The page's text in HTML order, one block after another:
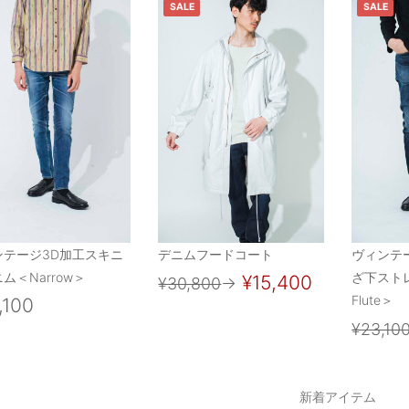
テージ3D加工スキニ
ム＜Narrow＞
SALE
デニムフードコート
¥30,800→ ¥15,400
SALE
ヴィンテ
ざ下スト
Flute＞
新着アイテム